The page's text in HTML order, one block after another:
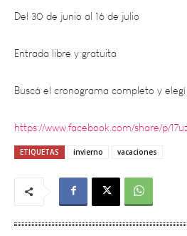
Entrada libre y gratuita
Buscá el cronograma completo y elegí
https://www.facebook.com/share/p/
ETIQUETAS invierno vacaciones